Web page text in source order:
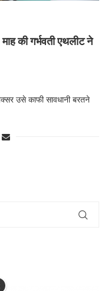
की गर्भवती एथलीट ने
उसे काफी सावधानी बरतने